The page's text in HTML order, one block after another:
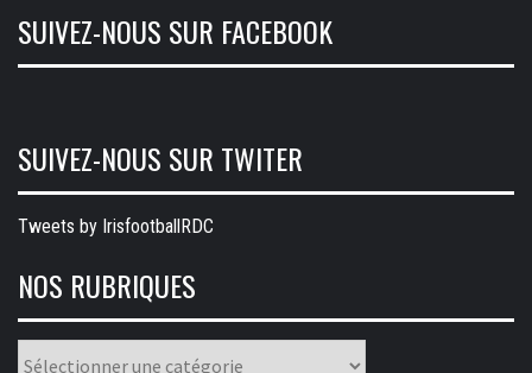
SUIVEZ-NOUS SUR FACEBOOK
SUIVEZ-NOUS SUR TWITER
Tweets by IrisfootballRDC
NOS RUBRIQUES
Nos